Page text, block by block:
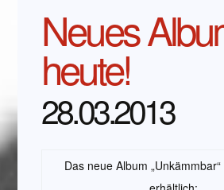
Neues
heute!
28.03.2013
Das neue Album